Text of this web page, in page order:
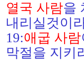
열국 사람을
내리실것이
19:애굽 사람
막절을 지키